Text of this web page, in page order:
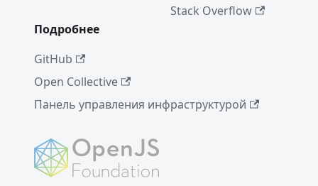
Stack Overflow
Подробнее
GitHub
Open Collective
Панель управления инфраструктурой